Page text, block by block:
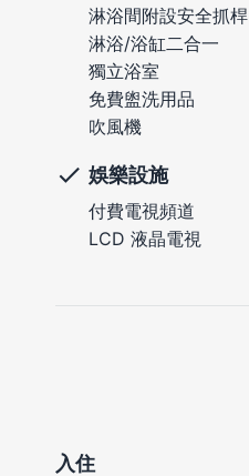
淋浴間附設安全抓桿
淋浴/浴缸二合一
獨立浴室
免費盥洗用品
吹風機
娛樂設施
付費電視頻道
LCD 液晶電視
入住